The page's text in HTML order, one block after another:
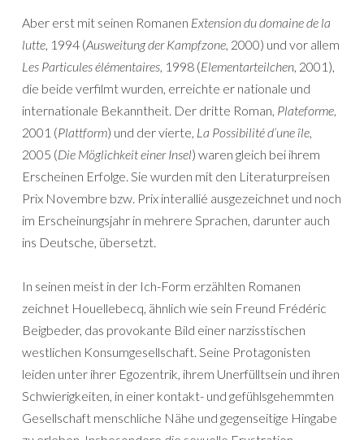
Aber erst mit seinen Romanen Extension du domaine de la
lutte, 1994 (Ausweitung der Kampfzone, 2000) und vor allem
Les Particules élémentaires, 1998 (Elementarteilchen, 2001),
die beide verfilmt wurden, erreichte er nationale und
internationale Bekanntheit. Der dritte Roman, Plateforme,
2001 (Plattform) und der vierte, La Possibilité d’une île,
2005 (Die Möglichkeit einer Insel) waren gleich bei ihrem
Erscheinen Erfolge. Sie wurden mit den Literaturpreisen
Prix Novembre bzw. Prix interallié ausgezeichnet und noch
im Erscheinungsjahr in mehrere Sprachen, darunter auch
ins Deutsche, übersetzt.
In seinen meist in der Ich-Form erzählten Romanen
zeichnet Houellebecq, ähnlich wie sein Freund Frédéric
Beigbeder, das provokante Bild einer narzisstischen
westlichen Konsumgesellschaft. Seine Protagonisten
leiden unter ihrer Egozentrik, ihrem Unerfülltsein und ihren
Schwierigkeiten, in einer kontakt- und gefühlsgehemmten
Gesellschaft menschliche Nähe und gegenseitige Hingabe